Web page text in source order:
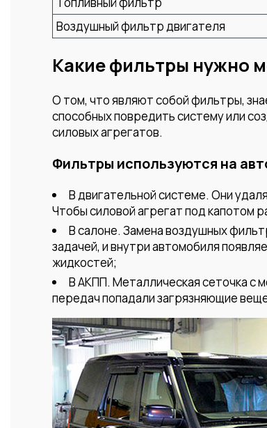
Воздушный фильтр двигателя
Какие фильтры нужно
О том, что являют собой фильтры,
способных повредить систему или
силовых агрегатов.
Фильтры используются на
В двигательной системе. Они
Чтобы силовой агрегат под капотом
В салоне. Замена воздушных
задачей, и внутри автомобиля
жидкостей;
В АКПП. Металлическая сеточка с
передач попадали загрязняющие